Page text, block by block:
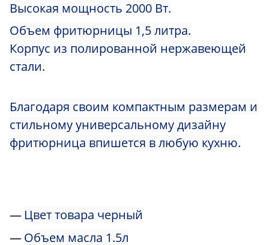
Высокая мощность 2000 Вт.
Объем фритюрницы 1,5 литра.
Корпус из полированной нержавеющей
стали.
Благодаря своим компактным размерам и
стильному универсальному дизайну
фритюрница впишется в любую кухню.
Цвет товара черный
Объем масла 1.5л